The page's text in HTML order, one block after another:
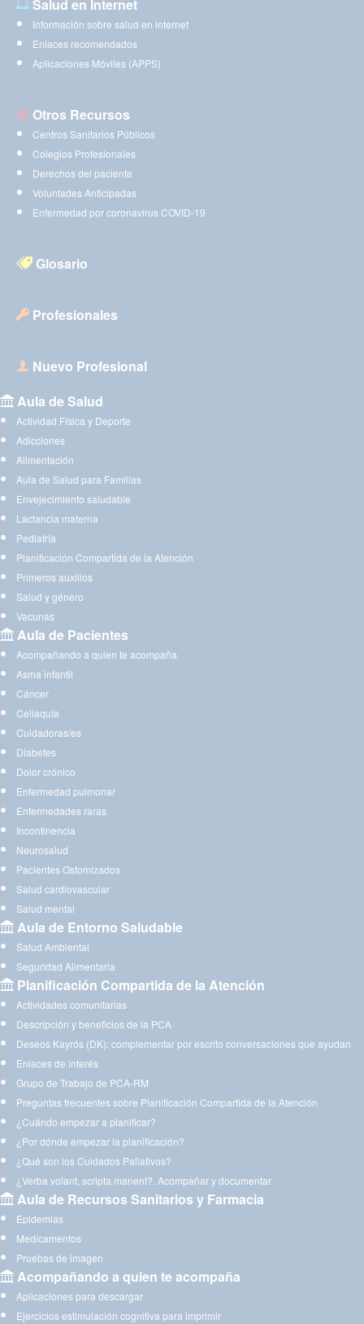
Salud en Internet
Información sobre salud en internet
Enlaces recomendados
Aplicaciones Móviles (APPS)
Otros Recursos
Centros Sanitarios Públicos
Colegios Profesionales
Derechos del paciente
Voluntades Anticipadas
Enfermedad por coronavirus COVID-19
Glosario
Profesionales
Nuevo Profesional
Aula de Salud
Actividad Física y Deporte
Adicciones
Alimentación
Aula de Salud para Familias
Envejecimiento saludable
Lactancia materna
Pediatría
Planificación Compartida de la Atención
Primeros auxilios
Salud y género
Vacunas
Aula de Pacientes
Acompañando a quien te acompaña
Asma infantil
Cáncer
Celiaquía
Cuidadoras/es
Diabetes
Dolor crónico
Enfermedad pulmonar
Enfermedades raras
Incontinencia
Neurosalud
Pacientes Ostomizados
Salud cardiovascular
Salud mental
Aula de Entorno Saludable
Salud Ambiental
Seguridad Alimentaria
Planificación Compartida de la Atención
Actividades comunitarias
Descripción y beneficios de la PCA
Deseos Kayrós (DK): complementar por escrito conversaciones que ayudan
Enlaces de interés
Grupo de Trabajo de PCA-RM
Preguntas frecuentes sobre Planificación Compartida de la Atención
¿Cuándo empezar a planificar?
¿Por dónde empezar la planificación?
¿Qué son los Cuidados Paliativos?
¿Verba volant, scripta manent?. Acompañar y documentar.
Aula de Recursos Sanitarios y Farmacia
Epidemias
Medicamentos
Pruebas de imagen
Acompañando a quien te acompaña
Aplicaciones para descargar
Ejercicios estimulación cognitiva para imprimir